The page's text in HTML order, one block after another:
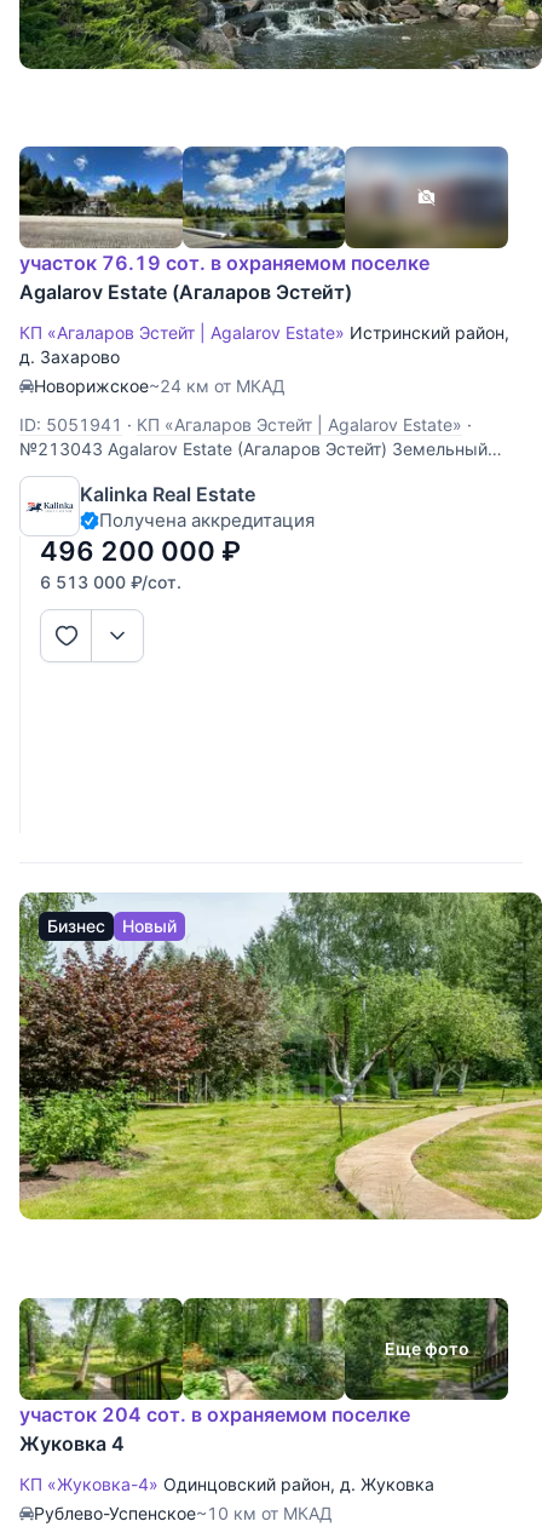
участок 76.19 сот. в охраняемом поселке
Agalarov Estate (Агаларов Эстейт)
КП «Агаларов Эстейт | Agalarov Estate» Истринский район,
д. Захарово
Новорижское~24 км от МКАД
ID: 5051941 · КП «Агаларов Эстейт | Agalarov Estate» ·
№213043 Agalarov Estate (Агаларов Эстейт) Земельный
участок площадью 76.19 сотки расположен в элитном
охраняемом поселке Agalarov Estate (Агаларов Эстейт).
Kalinka Real Estate
Получена аккредитация
496 200 000 ₽
6 513 000 ₽/сот.
Бизнес Новый
Еще фото
участок 204 сот. в охраняемом поселке
Жуковка 4
КП «Жуковка-4» Одинцовский район, д. Жуковка
Рублево-Успенское~10 км от МКАД